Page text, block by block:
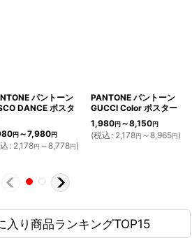
パントーン
DANCE ポスタ
円～7,980円
: 2,178円 ～8,778円)
PANTONE パントーン
GUCCI Color ポスター
1,980円～8,150円
(税込 : 2,178円 ～8,965円)
入り商品ランキングTOP15